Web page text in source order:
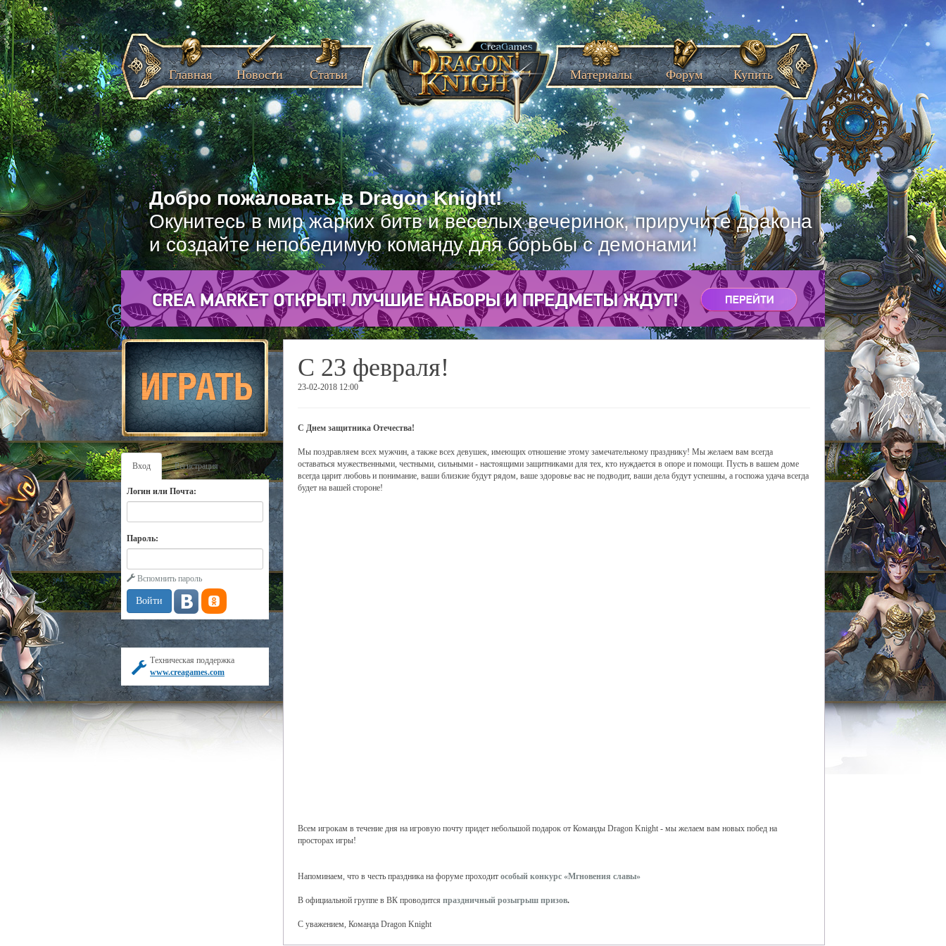
Добро пожаловать в Dragon Knight!
Окунитесь в мир жарких битв и веселых вечеринок, приручите дракона
и создайте непобедимую команду для борьбы с демонами!
Главная Новости Статьи Материалы Форум Купить
Вход Регистрация
Логин или Почта:
Пароль:
Вспомнить пароль
Техническая поддержка
www.creagames.com
С 23 февраля!
23-02-2018 12:00
С Днем защитника Отечества!
Мы поздравляем всех мужчин, а также всех девушек, имеющих отношение этому замечательному празднику! Мы желаем вам всегда
оставаться мужественными, честными, сильными - настоящими защитниками для тех, кто нуждается в опоре и помощи. Пусть в вашем доме
всегда царит любовь и понимание, ваши близкие будут рядом, ваше здоровье вас не подводит, ваши дела будут успешны, а госпожа удача всегда
будет на вашей стороне!
Всем игрокам в течение дня на игровую почту придет небольшой подарок от Команды Dragon Knight - мы желаем вам новых побед на
просторах игры!
Напоминаем, что в честь праздника на форуме проходит особый конкурс «Мгновения славы»
В официальной группе в ВК проводится праздничный розыгрыш призов.
С уважением, Команда Dragon Knight